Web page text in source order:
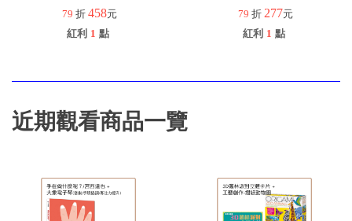
79 折 458元
紅利 1 點
79 折 277元
紅利 1 點
近期觀看商品一覽